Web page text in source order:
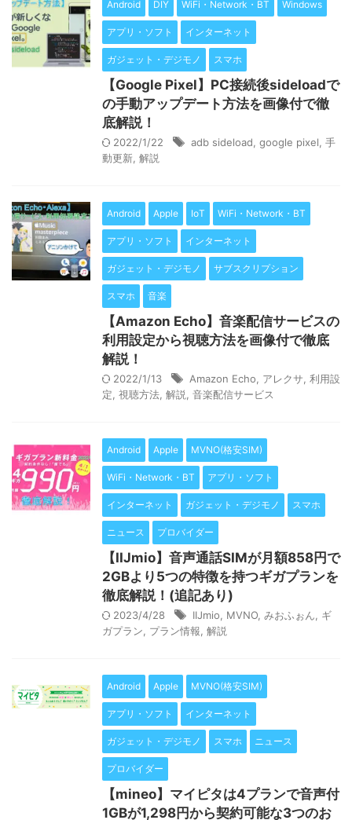
Android DIY WiFi・Network・BT Windows
アプリ・ソフト インターネット
ガジェット・デジモノ スマホ
【Google Pixel】PC接続後sideloadで
の手動アップデート方法を画像付で徹
底解説！
2022/1/22 adb sideload google pixel 手
動更新 解説
Android Apple IoT WiFi・Network・BT
アプリ・ソフト インターネット
ガジェット・デジモノ サブスクリプション
スマホ 音楽
【Amazon Echo】音楽配信サービスの
利用設定から視聴方法を画像付で徹底
解説！
2022/1/13 Amazon Echo アレクサ 利用設
定 視聴方法 解説 音楽配信サービス
Android Apple MVNO(格安SIM)
WiFi・Network・BT アプリ・ソフト
インターネット ガジェット・デジモノ スマホ
ニュース プロバイダー
【IIJmio】音声通話SIMが月額858円で
2GBより5つの特徴を持つギガプランを
徹底解説！(追記あり)
2023/4/28 IIJmio MVNO みおふぉん
ギ
ガプラン
プラン情報 解説
Android Apple MVNO(格安SIM)
アプリ・ソフト インターネット
ガジェット・デジモノ スマホ ニュース
プロバイダー
【mineo】マイピタは4プランで音声付
1GBが1,298円から契約可能な3つのお